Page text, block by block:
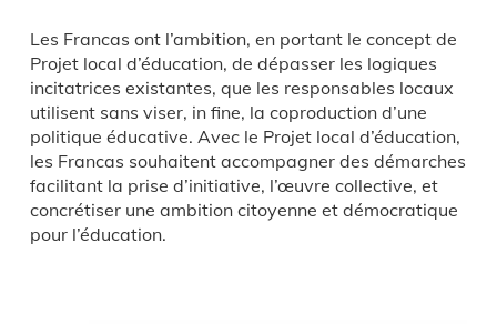
Les Francas ont l’ambition, en portant le concept de
Projet local d’éducation, de dépasser les logiques
incitatrices existantes, que les responsables locaux
utilisent sans viser, in fine, la coproduction d’une
politique éducative. Avec le Projet local d’éducation,
les Francas souhaitent accompagner des démarches
facilitant la prise d’initiative, l’œuvre collective, et
concrétiser une ambition citoyenne et démocratique
pour l’éducation.